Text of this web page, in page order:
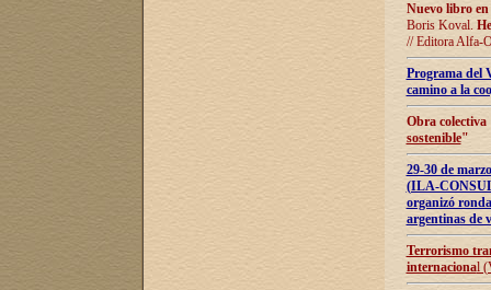
Nuevo libro
Boris Koval.
// Editora Alfa-
Programa del
camino a la
Obra
sostenible"
29-30 de
(ILA-
organizó
argentinas de
Terrorismo
internacional